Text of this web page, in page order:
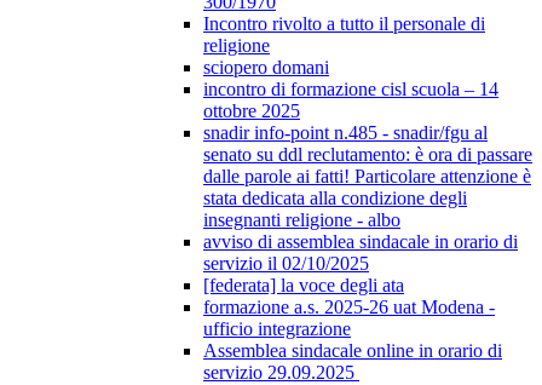
Incontro rivolto a tutto il personale di
religione
sciopero domani
incontro di formazione cisl scuola – 14
ottobre 2025
snadir info-point n.485 - snadir/fgu al
senato su ddl reclutamento: è ora di passare
dalle parole ai fatti! Particolare attenzione è
stata dedicata alla condizione degli
insegnanti religione - albo
avviso di assemblea sindacale in orario di
servizio il 02/10/2025
[federata] la voce degli ata
formazione a.s. 2025-26 uat Modena -
ufficio integrazione
Assemblea sindacale online in orario di
servizio 29.09.2025